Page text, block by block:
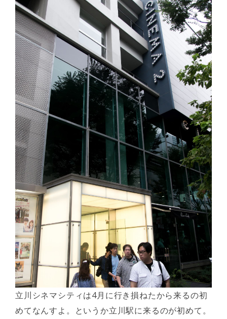
立川シネマシティは4月に行き損ねたから来るの初
めてなんすよ。というか立川駅に来るのが初めて。